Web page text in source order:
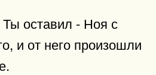
оставил - Ноя с
и от него произошли